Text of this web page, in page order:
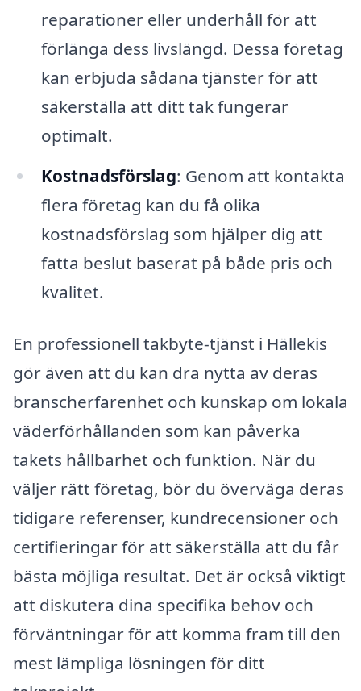
reparationer eller underhåll för att
förlänga dess livslängd. Dessa företag
kan erbjuda sådana tjänster för att
säkerställa att ditt tak fungerar
optimalt.
Kostnadsförslag: Genom att kontakta
flera företag kan du få olika
kostnadsförslag som hjälper dig att
fatta beslut baserat på både pris och
kvalitet.
En professionell takbyte-tjänst i Hällekis
gör även att du kan dra nytta av deras
branscherfarenhet och kunskap om lokala
väderförhållanden som kan påverka
takets hållbarhet och funktion. När du
väljer rätt företag, bör du överväga deras
tidigare referenser, kundrecensioner och
certifieringar för att säkerställa att du får
bästa möjliga resultat. Det är också viktigt
att diskutera dina specifika behov och
förväntningar för att komma fram till den
mest lämpliga lösningen för ditt